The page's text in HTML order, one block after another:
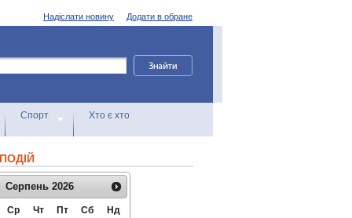
Додати в обране
Надіслати новину
Спорт Хто є хто
Серпень 2026
Ср Чт Пт Сб
Нд